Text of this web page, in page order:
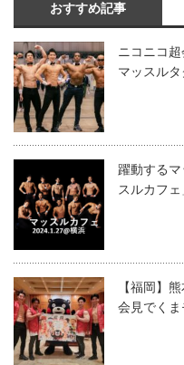
おすすめ記事
ニコニコ
マッスル
躍動する
スルカフ
【福岡】
会見でく